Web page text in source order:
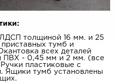
толщиной 16 мм. и 25
тумб и
всех деталей
ПВХ - 0,45 мм и 2 мм. (все
пластиковые с
Ящики тумб установлены